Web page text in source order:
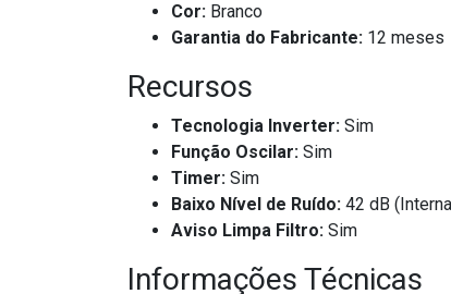
Cor: Branco
Garantia do Fabricante: 12 meses
Recursos
Tecnologia Inverter: Sim
Função Oscilar: Sim
Timer: Sim
Baixo Nível de Ruído: 42 dB
Aviso Limpa Filtro: Sim
Informações Técnicas